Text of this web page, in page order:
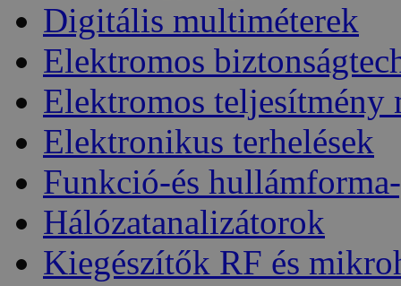
Digitális multiméterek
Elektromos
Elektromos teljesítmény
Elektronikus terhelések
Funkció-és
Hálózatanalizátorok
Kiegészítők RF és